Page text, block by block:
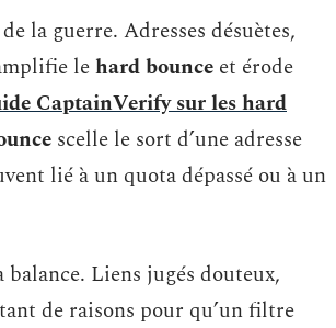
la guerre. Adresses désuètes,
lehard bounce et érode
CaptainVerify sur les hard
scelle le sort d’une adresse
lié à un quota dépassé ou à un
Liens jugés douteux,
de raisons pour qu’un filtre